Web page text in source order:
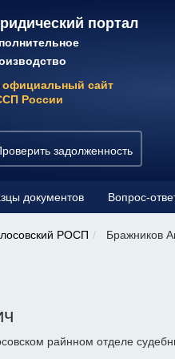
портал
официальный сайт
России
задолженность
документов Вопрос-
РОСП Бражников
райнном отделе